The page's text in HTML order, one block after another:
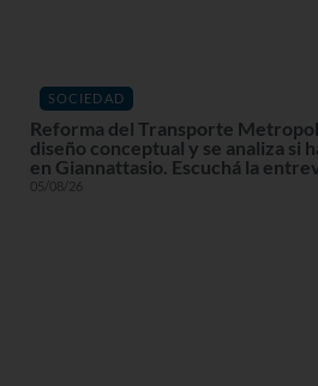
SOCIEDAD
Reforma del Transporte
diseño conceptual y se analiza si
en Giannattasio. Escuchá la
05/08/26